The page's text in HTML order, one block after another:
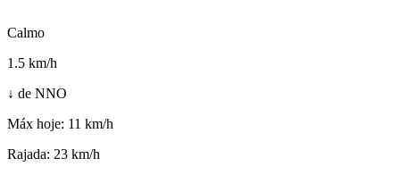
Calmo
1.5 km/h
↓ de NNO
Máx hoje: 11 km/h
Rajada: 23 km/h